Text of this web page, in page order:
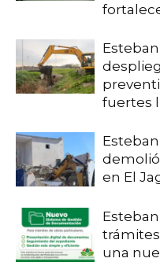
fuertes
en El
una